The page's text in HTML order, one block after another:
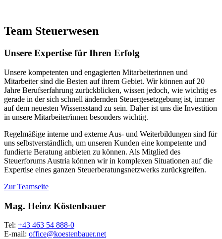
Team Steuerwesen
Unsere Expertise für Ihren Erfolg
Unsere kompetenten und engagierten Mitarbeiterinnen und
Mitarbeiter sind die Besten auf ihrem Gebiet. Wir können auf 20
Jahre Berufserfahrung zurückblicken, wissen jedoch, wie wichtig es
gerade in der sich schnell ändernden Steuergesetzgebung ist, immer
auf dem neuesten Wissensstand zu sein. Daher ist uns die Investition
in unsere Mitarbeiter/innen besonders wichtig.
Regelmäßige interne und externe Aus- und Weiterbildungen sind für
uns selbstverständlich, um unseren Kunden eine kompetente und
fundierte Beratung anbieten zu können. Als Mitglied des
Steuerforums Austria können wir in komplexen Situationen auf die
Expertise eines ganzen Steuerberatungsnetzwerks zurückgreifen.
Zur Teamseite
Mag. Heinz Köstenbauer
Tel: +43 463 54 888-0
E-mail: office@koestenbauer.net